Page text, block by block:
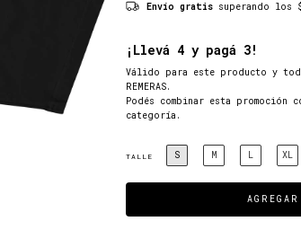
Envío gratis superando los
¡Llevá 4 y pagá 3!
Válido para este producto y
REMERAS.
Podés combinar esta promoción
categoría.
TALLE S M L XL